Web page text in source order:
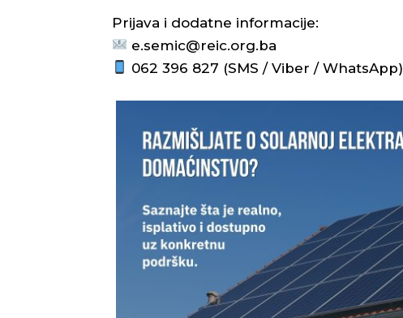
Prijava i dodatne informacije:
e.semic@reic.org.ba
062 396 827 (SMS / Viber / WhatsApp)